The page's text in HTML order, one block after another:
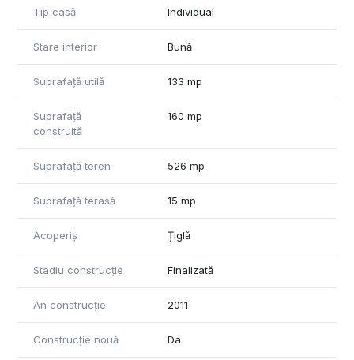
Tip casă Individual
Stare interior Bună
Suprafață utilă 133 mp
Suprafață
construită
160 mp
Suprafață teren 526 mp
Suprafață terasă 15 mp
Acoperiș Țiglă
Stadiu construcție Finalizată
An construcție 2011
Construcție nouă Da